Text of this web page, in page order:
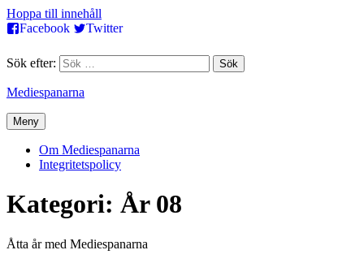
Hoppa till innehåll
Facebook
Twitter
Sök efter:
Mediespanarna
Meny
Om Mediespanarna
Integritetspolicy
Kategori: År 08
Åtta år med Mediespanarna